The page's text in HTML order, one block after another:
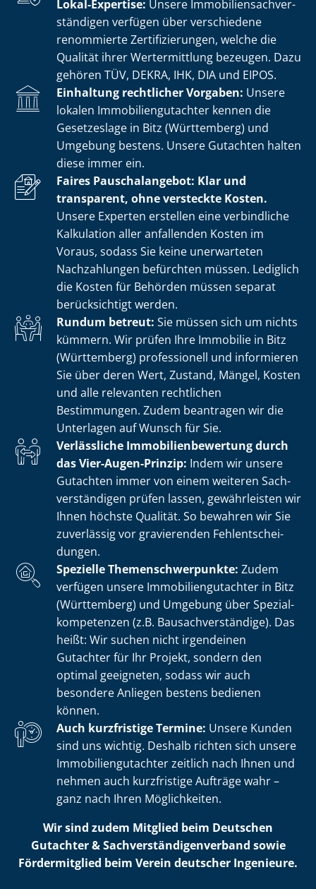
Lokal-Expertise: Unsere Im­mo­bi­li­en­sach­ver­
stän­di­gen verfügen über verschiedene
renommierte Zer­ti­fi­zie­run­gen, welche die
Qualität ihrer Wertermittlung bezeugen. Dazu
gehören TÜV, DEKRA, IHK, DIA und EIPOS.
Einhaltung rechtlicher Vorgaben: Unsere
lokalen Im­mo­bi­li­en­gut­ach­ter kennen die
Gesetzeslage in Bitz (Württemberg) und
Umgebung bestens. Unsere Gutachten halten
diese immer ein.
Faires Pauschalangebot: Klar und
transparent, ohne versteckte Kosten.
Unsere Experten erstellen eine verbindliche
Kalkulation aller anfallenden Kosten im
Voraus, sodass Sie keine unerwarteten
Nachzahlungen befürchten müssen. Lediglich
die Kosten für Behörden müssen separat
berücksichtigt werden.
Rundum betreut: Sie müssen sich um nichts
kümmern. Wir prüfen Ihre Immobilie in Bitz
(Württemberg) professionell und informieren
Sie über deren Wert, Zustand, Mängel, Kosten
und alle relevanten rechtlichen
Bestimmungen. Zudem beantragen wir die
Unterlagen auf Wunsch für Sie.
Verlässliche Im­mo­bi­li­en­be­wer­tung durch
das Vier-Augen-Prinzip: Indem wir unsere
Gutachten immer von einem weiteren Sach­
ver­stän­di­gen prüfen lassen, gewährleisten wir
Ihnen höchste Qualität. So bewahren wir Sie
zuverlässig vor gravierenden Fehl­ent­schei­
dun­gen.
Spezielle The­men­schwer­punk­te: Zudem
verfügen unsere Im­mo­bi­li­en­gut­ach­ter in Bitz
(Württemberg) und Umgebung über Spe­zi­al­
kom­pe­ten­zen (z.B. Bau­sach­ver­stän­di­ge). Das
heißt: Wir suchen nicht irgendeinen
Gutachter für Ihr Projekt, sondern den
optimal geeigneten, sodass wir auch
besondere Anliegen bestens bedienen
können.
Auch kurzfristige Termine: Unsere Kunden
sind uns wichtig. Deshalb richten sich unsere
Im­mo­bi­li­en­gut­ach­ter zeitlich nach Ihnen und
nehmen auch kurzfristige Aufträge wahr –
ganz nach Ihren Möglichkeiten.
Wir sind zudem Mitglied beim Deutschen
Gutachter & Sach­ver­stän­di­gen­ver­band sowie
Fördermitglied beim Verein deutscher Ingenieure.